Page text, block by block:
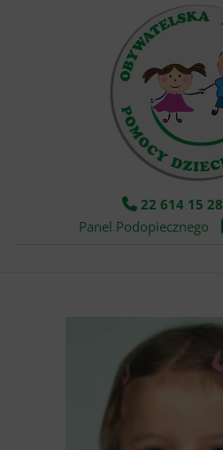
22 614 15 28
Panel Podopiecznego